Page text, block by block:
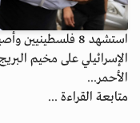
استشهد 8
الإسرائيلي على مخيم
الأحمر...
متابعة القراءة ...